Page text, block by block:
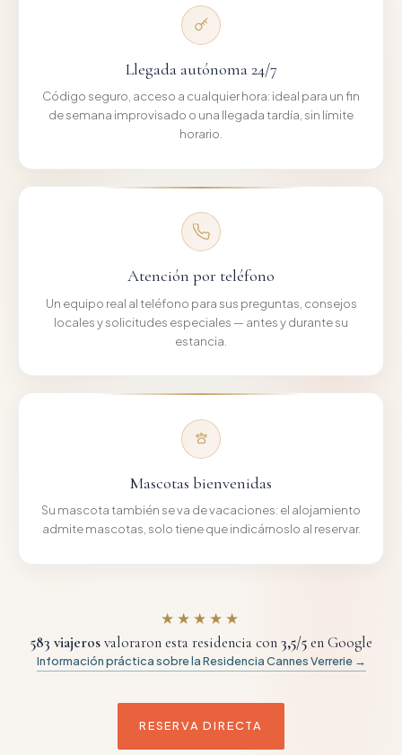
Llegada autónoma 24/7
Código seguro, acceso a cualquier hora: ideal para un fin
de semana improvisado o una llegada tardía, sin límite
horario.
Atención por teléfono
Un equipo real al teléfono para sus preguntas, consejos
locales y solicitudes especiales — antes y durante su
estancia.
Mascotas bienvenidas
Su mascota también se va de vacaciones: el alojamiento
admite mascotas, solo tiene que indicárnoslo al reservar.
★★★★★
583 viajerosvaloraron esta residencia con3,5/5en Google
Información práctica sobre la Residencia Cannes Verrerie →
RESERVA DIRECTA